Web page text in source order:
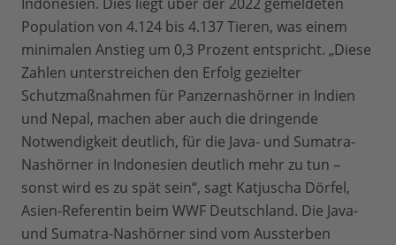
Indonesien. Dies liegt über der 2022 gemeldeten
Population von 4.124 bis 4.137 Tieren, was einem
minimalen Anstieg um 0,3 Prozent entspricht. „Diese
Zahlen unterstreichen den Erfolg gezielter
Schutzmaßnahmen für Panzernashörner in Indien
und Nepal, machen aber auch die dringende
Notwendigkeit deutlich, für die Java- und Sumatra-
Nashörner in Indonesien deutlich mehr zu tun –
sonst wird es zu spät sein“, sagt Katjuscha Dörfel,
Asien-Referentin beim WWF Deutschland. Die Java-
und Sumatra-Nashörner sind vom Aussterben